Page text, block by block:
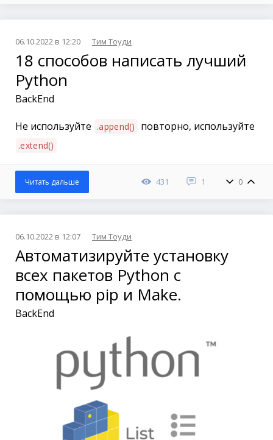
06.10.2022 в 12:20 Тим Тоуди
18 способов написать лучший
Python
BackEnd
Не используйте .append() повторно, используйте
.extend()
431 1 0
Читать дальше
06.10.2022 в 12:07 Тим Тоуди
Автоматизируйте установку
всех пакетов Python с
помощью pip и Make.
BackEnd